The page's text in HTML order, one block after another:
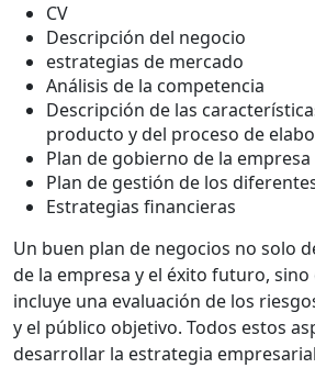
CV
Descripción del negocio
estrategias de mercado
Análisis de la competencia
Descripción de las
producto y del proceso de
Plan de gobierno de la empresa
Plan de gestión de los
Estrategias financieras
Un buen plan de negocios no solo
de la empresa y el éxito futuro,
incluye una evaluación de los
y el público objetivo. Todos estos
desarrollar la estrategia